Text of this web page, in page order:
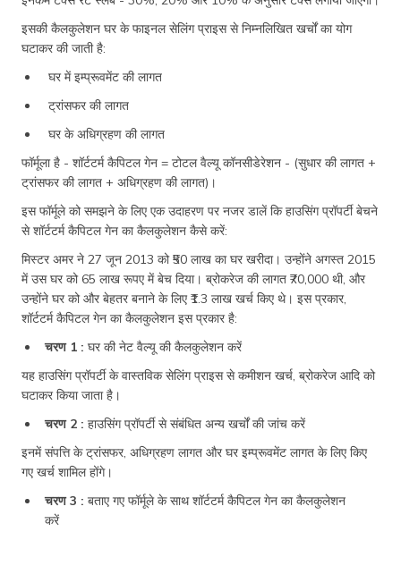
इसकी कैलकुलेशन घर के फाइनल सेलिंग प्राइस से निम्नलिखित खर्चों का योग
घटाकर की जाती है:
घर में इम्प्रूवमेंट की लागत
ट्रांसफर की लागत
घर के अधिग्रहण की लागत
फॉर्मूला है - शॉर्टटर्म कैपिटल गेन = टोटल वैल्यू कॉनसीडेरेशन - (सुधार की लागत +
ट्रांसफर की लागत + अधिग्रहण की लागत)।
इस फॉर्मूले को समझने के लिए एक उदाहरण पर नजर डालें कि हाउसिंग प्रॉपर्टी बेचने
से शॉर्टटर्म कैपिटल गेन का कैलकुलेशन कैसे करें:
मिस्टर अमर ने 27 जून 2013 को ₹50 लाख का घर खरीदा। उन्होंने अगस्त 2015
में उस घर को 65 लाख रूपए में बेच दिया। ब्रोकरेज की लागत ₹70,000 थी, और
उन्होंने घर को और बेहतर बनाने के लिए ₹1.3 लाख खर्च किए थे। इस प्रकार,
शॉर्टटर्म कैपिटल गेन का कैलकुलेशन इस प्रकार है:
चरण 1 : घर की नेट वैल्यू की कैलकुलेशन करें
यह हाउसिंग प्रॉपर्टी के वास्तविक सेलिंग प्राइस से कमीशन खर्च, ब्रोकरेज आदि को
घटाकर किया जाता है।
चरण 2 : हाउसिंग प्रॉपर्टी से संबंधित अन्य खर्चों की जांच करें
इनमें संपत्ति के ट्रांसफर, अधिग्रहण लागत और घर इम्प्रूवमेंट लागत के लिए किए
गए खर्च शामिल होंगे।
चरण 3 : बताए गए फॉर्मूले के साथ शॉर्टटर्म कैपिटल गेन का कैलकुलेशन
करें